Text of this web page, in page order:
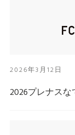
2026年3月12日
2026プレナス